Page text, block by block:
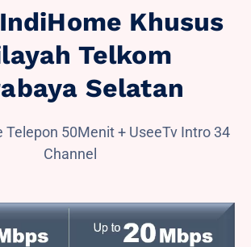
Khusus
Telkom
Selatan
Telepon 50Menit + UseeTv Intro 34
Channel